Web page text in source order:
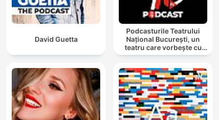
David Guetta
Podcasturile Teatrului
Național București, un
teatru care vorbește cu
tine